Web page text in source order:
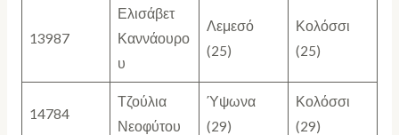
13987
Ελισάβετ
Καννάουρο
υ
Λεμεσό
(25)
Κολόσσι
(25)
14784
Τζούλια
Νεοφύτου
Ύψωνα
(29)
Κολόσσι
(29)